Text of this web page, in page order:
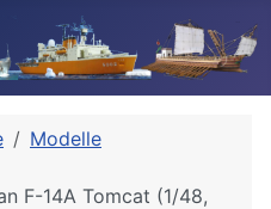
Modelle
F-14A Tomcat (1/48,